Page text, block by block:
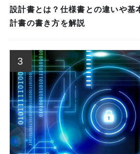
設計書とは？仕様書との違いや基
計書の書き方を解説
3